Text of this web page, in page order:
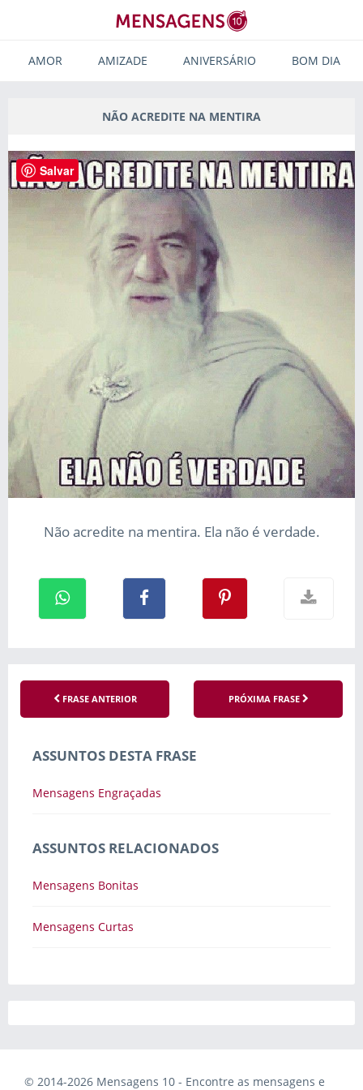
AMOR AMIZADE ANIVERSÁRIO BOM DIA
NÃO ACREDITE NA MENTIRA
Não acredite na mentira. Ela não é verdade.
FRASE ANTERIOR PRÓXIMA FRASE
ASSUNTOS DESTA FRASE
Mensagens Engraçadas
ASSUNTOS RELACIONADOS
Mensagens Bonitas
Mensagens Curtas
© 2014-2026 Mensagens 10 - Encontre as mensagens e
Salvar